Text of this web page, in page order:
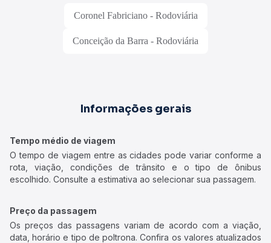
Coronel Fabriciano - Rodoviária
Conceição da Barra - Rodoviária
Informações gerais
Tempo médio de viagem
O tempo de viagem entre as cidades pode variar conforme a
rota, viação, condições de trânsito e o tipo de ônibus
escolhido. Consulte a estimativa ao selecionar sua passagem.
Preço da passagem
Os preços das passagens variam de acordo com a viação,
data, horário e tipo de poltrona. Confira os valores atualizados